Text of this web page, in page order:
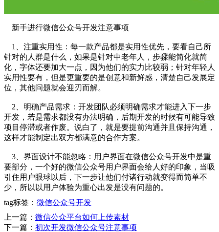
新手进行微信公众号开发注意事项
1、注重实用性：每一款产品都是实用性优先，要看自己所
针对的人群是什么，如果是针对中老年人，步骤能简化就简
化，字体还要加大一点，因为他们的实力比较弱；针对年轻人
实用性要有，但是更重要的是创意和新鲜感，清楚自己发展定
位，其他问题就会迎刃而解。
2、明确产品需求：开发团队必须明确需求才能进入下一步
开发，若是需求都没有办法明确，后期开发的时候有可能导致
项目停滞或者作废。说白了，就是要提前沟通并且保持沟通，
这样才能制定出双方都满意的合作方案。
3、界面设计不能忽略：用户界面在微信公众号开发中是重
要部分，一个好的微信公众号用户界面会给人好的印象，当吸
引住用户眼球以后，下一步让他们付诸行动就变得而简单不
少，所以以用户体验为重心出发是没有问题的。
tag标签： 微信公众号开发
上一篇： 微信公众平台如何上传素材
下一篇： 初次开发微信公众号注意事项